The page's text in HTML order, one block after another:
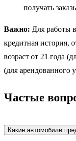
получать
Важно: Для работы
кредитная история,
возраст от 21 года
(для арендованного
Частые
Какие автомобили